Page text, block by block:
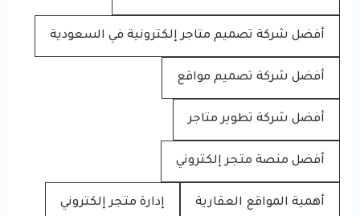
أفضل شركة تصميم متاجر إلكترونية في السعودية
أفضل شركة تصميم مواقع
أفضل شركة تطوير متاجر
أفضل منصة متجر إلكتروني
أهمية المواقع العقارية إدارة متجر إلكتروني